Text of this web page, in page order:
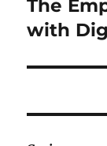
Next
post:
The
with